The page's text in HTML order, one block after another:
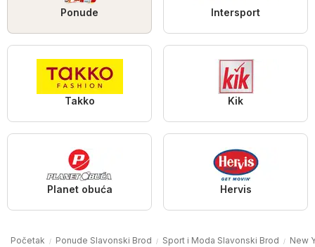
Ponude Intersport
Takko Kik
Planet obuća Hervis
Početak Ponude Slavonski Brod Sport i Moda Slavonski Brod New